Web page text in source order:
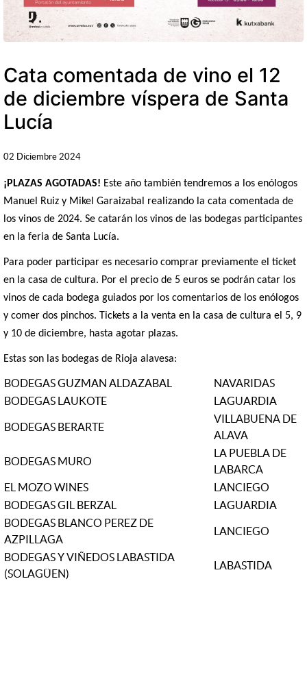
Cata comentada de vino el 12
de diciembre víspera de Santa
Lucía
02 Diciembre 2024
¡PLAZAS AGOTADAS! Este año también tendremos a los enólogos
Manuel Ruiz y Mikel Garaizabal realizando la cata comentada de
los vinos de 2024. Se catarán los vinos de las bodegas participantes
en la feria de Santa Lucía.
Para poder participar es necesario comprar previamente el ticket
en la casa de cultura. Por el precio de 5 euros se podrán catar los
vinos de cada bodega guiados por los comentarios de los enólogos
y comer dos pinchos. Tickets a la venta en la casa de cultura el 5, 9
y 10 de diciembre, hasta agotar plazas.
Estas son las bodegas de Rioja alavesa:
BODEGAS GUZMAN ALDAZABAL
NAVARIDAS
BODEGAS LAUKOTE
LAGUARDIA
BODEGAS BERARTE
VILLABUENA DE
ALAVA
BODEGAS MURO
LA PUEBLA DE
LABARCA
EL MOZO WINES
LANCIEGO
BODEGAS GIL BERZAL
LAGUARDIA
BODEGAS BLANCO PEREZ DE
AZPILLAGA
LANCIEGO
BODEGAS Y VIÑEDOS LABASTIDA
(SOLAGÜEN)
LABASTIDA